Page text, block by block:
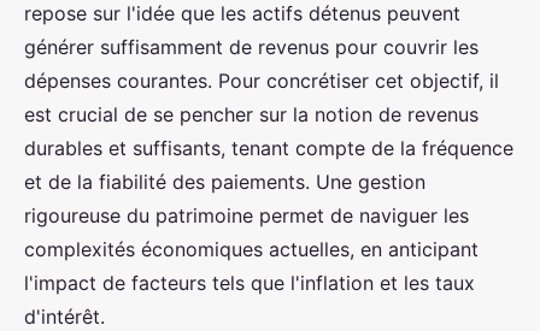
repose sur l'idée que les actifs détenus peuvent
générer suffisamment de revenus pour couvrir les
dépenses courantes. Pour concrétiser cet objectif, il
est crucial de se pencher sur la notion de revenus
durables et suffisants, tenant compte de la fréquence
et de la fiabilité des paiements. Une gestion
rigoureuse du patrimoine permet de naviguer les
complexités économiques actuelles, en anticipant
l'impact de facteurs tels que l'inflation et les taux
d'intérêt.